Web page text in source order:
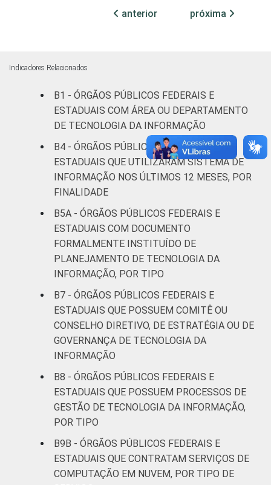
Não
Fonte: CGI.br/NIC.br, Centro Regional de
Sociedade da Informação (Cetic.br),
Pesquisa sobre o uso das tecnologias de
informação e comunicação no setor público
brasileiro – TIC Governo Eletrônico 2023.
anterior próxima
Indicadores Relacionados
B1 - ÓRGÃOS PÚBLICOS FEDERAIS E
ESTADUAIS COM ÁREA OU DEPARTAMENTO
DE TECNOLOGIA DA INFORMAÇÃO
B4 - ÓRGÃOS PÚBLICOS FEDERAIS E
ESTADUAIS QUE UTILIZARAM SISTEMA DE
INFORMAÇÃO NOS ÚLTIMOS 12 MESES, POR
FINALIDADE
B5A - ÓRGÃOS PÚBLICOS FEDERAIS E
ESTADUAIS COM DOCUMENTO
FORMALMENTE INSTITUÍDO DE
PLANEJAMENTO DE TECNOLOGIA DA
INFORMAÇÃO, POR TIPO
B7 - ÓRGÃOS PÚBLICOS FEDERAIS E
ESTADUAIS QUE POSSUEM COMITÊ OU
CONSELHO DIRETIVO, DE ESTRATÉGIA OU DE
GOVERNANÇA DE TECNOLOGIA DA
INFORMAÇÃO
B8 - ÓRGÃOS PÚBLICOS FEDERAIS E
ESTADUAIS QUE POSSUEM PROCESSOS DE
GESTÃO DE TECNOLOGIA DA INFORMAÇÃO,
POR TIPO
B9B - ÓRGÃOS PÚBLICOS FEDERAIS E
ESTADUAIS QUE CONTRATAM SERVIÇOS DE
COMPUTAÇÃO EM NUVEM, POR TIPO DE